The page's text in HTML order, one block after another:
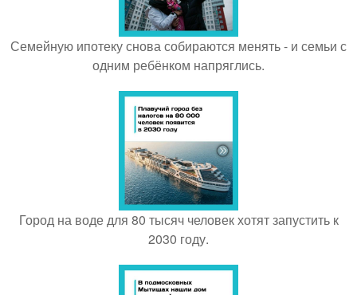
Семейную ипотеку снова собираются менять - и семьи с
одним ребёнком напряглись.
Город на воде для 80 тысяч человек хотят запустить к
2030 году.